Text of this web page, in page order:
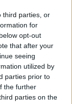
third parties, or
for
opt-out
that after your
seeing
utilized by
parties prior to
the further
parties on the
tutti i giorni